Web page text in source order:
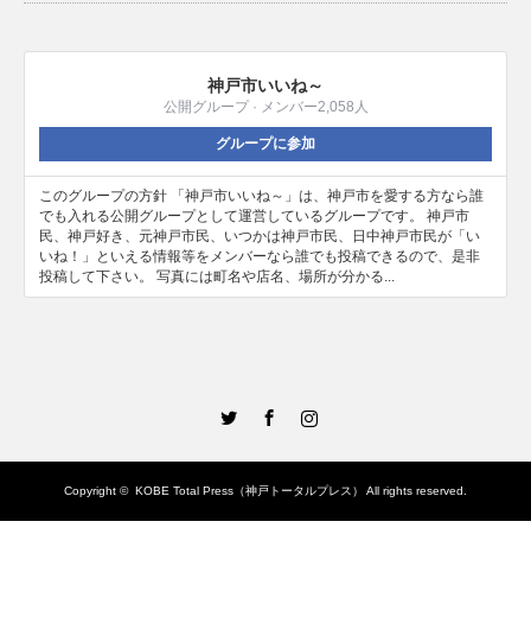
神戸市いいね～
公開グループ · メンバー2,058人
グループに参加
このグループの方針 「神戸市いいね～」は、神戸市を愛する方なら誰
でも入れる公開グループとして運営しているグループです。 神戸市
民、神戸好き、元神戸市民、いつかは神戸市民、日中神戸市民が「い
いね！」といえる情報等をメンバーなら誰でも投稿できるので、是非
投稿して下さい。 写真には町名や店名、場所が分かる...
Copyright © KOBE Total Press（神戸トータルプレス） All rights reserved.